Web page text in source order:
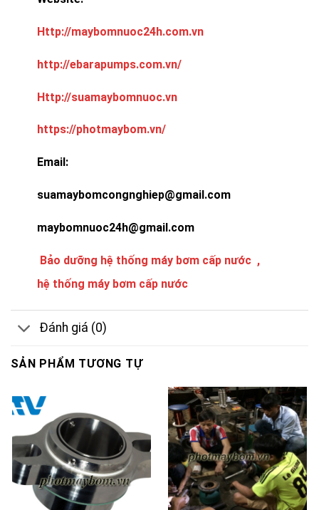
Http://maybomnuoc24h.com.vn
http://ebarapumps.com.vn/
Http://suamaybomnuoc.vn
https://photmaybom.vn/
Email:
suamaybomcongnghiep@gmail.com
maybomnuoc24h@gmail.com
Bảo dưỡng hệ thống máy bơm cấp nước ,
hệ thống máy bơm cấp nước
Đánh giá (0)
SẢN PHẨM TƯƠNG TỰ